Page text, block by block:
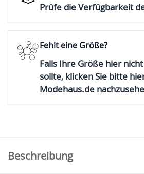
Prüfe die Verfügbarkeit
Fehlt eine Größe?
Falls Ihre Größe hier
sollte, klicken Sie bitte
Modehaus.de
Beschreibung